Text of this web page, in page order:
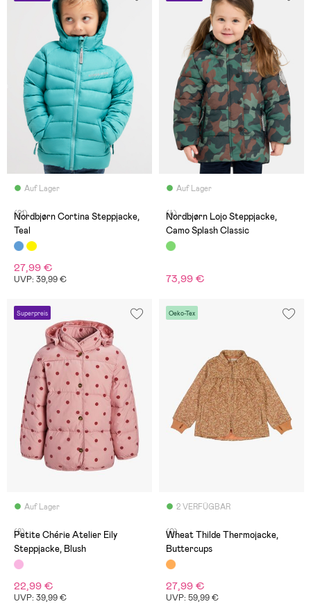
Auf Lager
(21)
Nordbjørn Cortina Steppjacke,
Teal
27,99 €
UVP: 39,99 €
Auf Lager
(4)
Nordbjørn Lojo Steppjacke,
Camo Splash Classic
73,99 €
Superpreis
Auf Lager
(8)
Petite Chérie Atelier Eily
Steppjacke, Blush
22,99 €
UVP: 39,99 €
Oeko-Tex
2 VERFÜGBAR
(0)
Wheat Thilde Thermojacke,
Buttercups
27,99 €
UVP: 59,99 €